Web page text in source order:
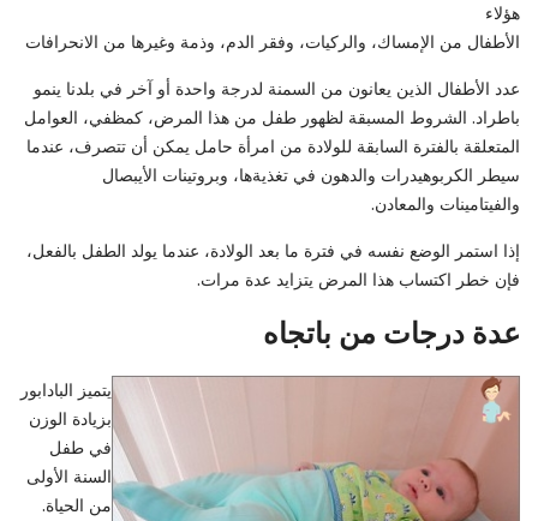
هؤلاء
الأطفال من الإمساك، والركيات، وفقر الدم، وذمة وغيرها من الانحرافات
عدد الأطفال الذين يعانون من السمنة لدرجة واحدة أو آخر في بلدنا ينمو
باطراد. الشروط المسبقة لظهور طفل من هذا المرض، كمظفي، العوامل
المتعلقة بالفترة السابقة للولادة من امرأة حامل يمكن أن تتصرف، عندما
سيطر الكربوهيدرات والدهون في تغذيةها، وبروتينات الأيبصال
والفيتامينات والمعادن.
إذا استمر الوضع نفسه في فترة ما بعد الولادة، عندما يولد الطفل بالفعل،
فإن خطر اكتساب هذا المرض يتزايد عدة مرات.
عدة درجات من باتجاه
يتميز البادابور
بزيادة الوزن
في طفل
السنة الأولى
من الحياة.